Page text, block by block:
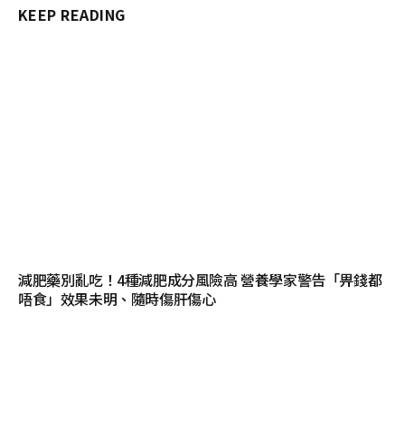
KEEP READING
減肥藥別亂吃！4種減肥成分風險高 營養學家警告「畀錢都
唔食」效果未明、隨時傷肝傷心